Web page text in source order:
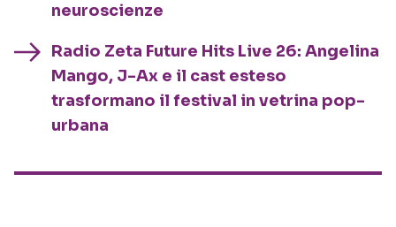
neuroscienze
Radio Zeta Future Hits Live 26: Angelina
Mango, J-Ax e il cast esteso
trasformano il festival in vetrina pop-
urbana